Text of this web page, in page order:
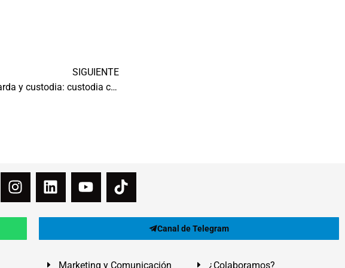
SIGUIENTE
Modificación guarda y custodia: custodia compartida
Canal de Telegram
Marketing y Comunicación ¿Colaboramos?